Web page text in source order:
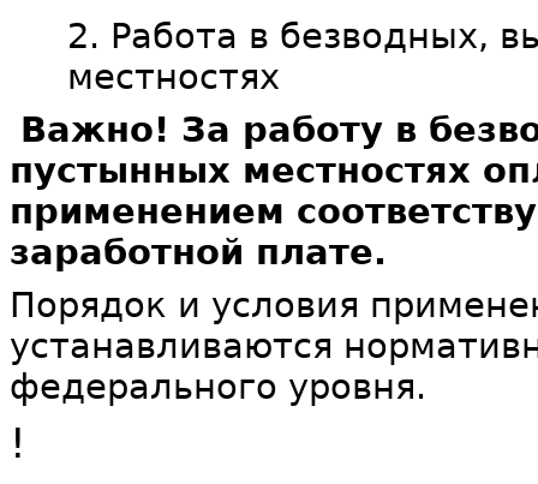
2. Работа в безводных,
местностях
Важно! За работу в
пустынных местностях
применением
заработной плате.
Порядок и условия
устанавливаются
федерального уровня.
!